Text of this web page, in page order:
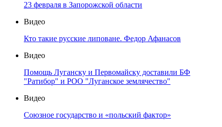
23 февраля в Запорожской области
Видео
Кто такие русские липоване. Федор Афанасов
Видео
Помощь Луганску и Первомайску доставили БФ
"Ратибор" и РОО "Луганское землячество"
Видео
Союзное государство и «польский фактор»